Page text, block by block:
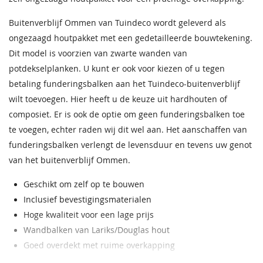
Bentheimergeel
68,50
Zomergeel
68,50
Staphorstergroen
68,50
Bronsgroen
68,50
Donkereiken
68,50
Noten
68,50
Ecogroen
68,50
Ebbenzwart
68,50
Impregneervloeistof
honing 2,5L
37,95
Bentheimergeel
68,50
Zomergeel
68,50
Frescogeel
68,50
Staphorstergroen
68,50
Aantal robuuste
staanders
Daktype Plat dak
Hoogte 50 cm
Funderingsmaat 400 x 300 cm
EAN code 8715815402452
Buitenverblijf Ommen van Tuindeco wordt geleverd als
ongezaagd houtpakket met een gedetailleerde bouwtekening.
Dit model is voorzien van zwarte wanden van
potdekselplanken. U kunt er ook voor kiezen of u tegen
betaling funderingsbalken aan het Tuindeco-buitenverblijf
wilt toevoegen. Hier heeft u de keuze uit hardhouten of
composiet. Er is ook de optie om geen funderingsbalken toe
te voegen, echter raden wij dit wel aan. Het aanschaffen van
funderingsbalken verlengt de levensduur en tevens uw genot
van het buitenverblijf Ommen.
Geschikt om zelf op te bouwen
Inclusief bevestigingsmaterialen
Hoge kwaliteit voor een lage prijs
Wandbalken van Lariks/Douglas hout
Goed overdekt met ruime overkapping